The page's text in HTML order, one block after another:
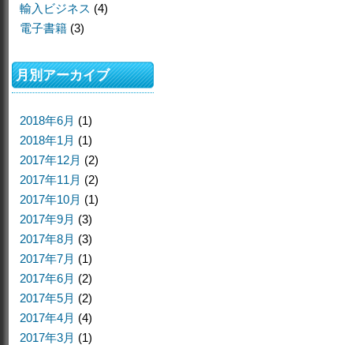
輸入ビジネス (4)
電子書籍 (3)
月別アーカイブ
2018年6月 (1)
2018年1月 (1)
2017年12月 (2)
2017年11月 (2)
2017年10月 (1)
2017年9月 (3)
2017年8月 (3)
2017年7月 (1)
2017年6月 (2)
2017年5月 (2)
2017年4月 (4)
2017年3月 (1)